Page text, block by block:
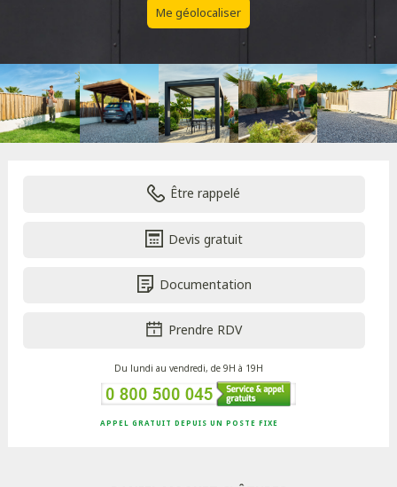
Me géolocaliser
Être rappelé
Devis gratuit
Documentation
Prendre RDV
Du lundi au vendredi, de 9H à 19H
APPEL GRATUIT DEPUIS UN POSTE FIXE